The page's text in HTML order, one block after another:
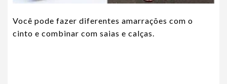
Você pode fazer diferentes amarrações com o
cinto e combinar com saias e calças.